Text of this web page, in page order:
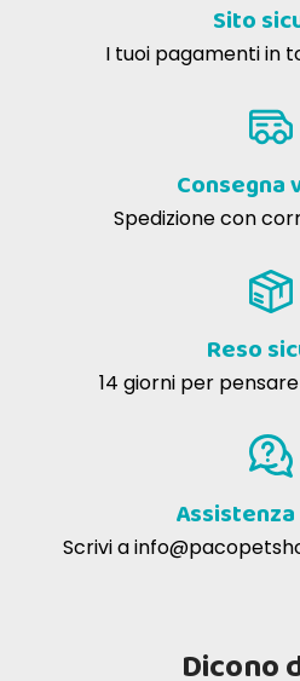
Sito
I tuoi pagamenti in
Consegna
Spedizione con
Reso
14 giorni per
Scrivi a
Dicono